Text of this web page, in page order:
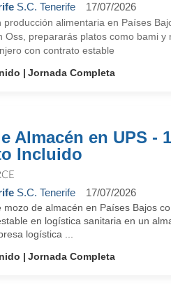
S.C. Tenerife 17/07/2026
producción alimentaria en Países
Oss, prepararás platos como bami
con contrato estable
Jornada Completa
Almacén en UPS -
Incluido
S.C. Tenerife 17/07/2026
mozo de almacén en Países Bajos
en logística sanitaria en un
logística ...
Jornada Completa